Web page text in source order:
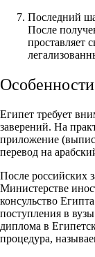
Последний
После
проставляет
Египет требует
заверений. На
приложение
перевод на
После российских
Министерстве
консульство
поступления в
диплома в
процедура,